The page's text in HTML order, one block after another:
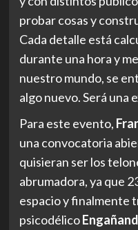
probar cosas y
Cada detalle está
durante una hora y
nuestro mundo, se
algo nuevo. Será una
Para este evento,
una convocatoria
quisieran ser los
abrumadora, ya que
espacio y finalmente
psicodélico